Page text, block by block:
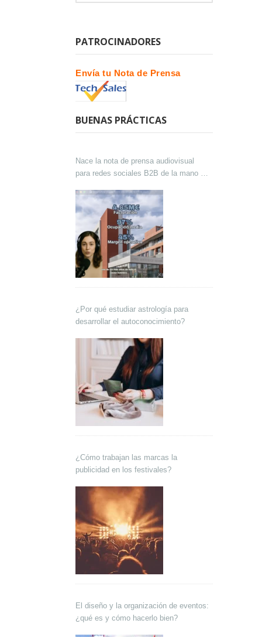
PATROCINADORES
Envía tu Nota de Prensa
BUENAS PRÁCTICAS
Nace la nota de prensa audiovisual
para redes sociales B2B de la mano de
¿Por qué estudiar astrología para
desarrollar el autoconocimiento?
¿Cómo trabajan las marcas la
publicidad en los festivales?
El diseño y la organización de eventos:
¿qué es y cómo hacerlo bien?